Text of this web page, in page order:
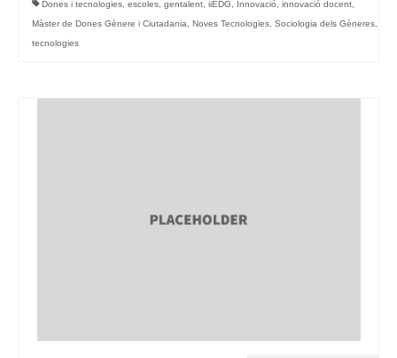
Dones i tecnologies escoles gentalent iiEDG Innovació innovació docent
Màster de Dones Gènere i Ciutadania
Noves Tecnologies Sociologia dels Gèneres
tecnologies